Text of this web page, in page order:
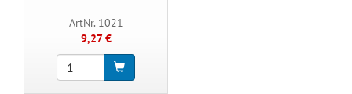
ArtNr. 1021
9,27 €